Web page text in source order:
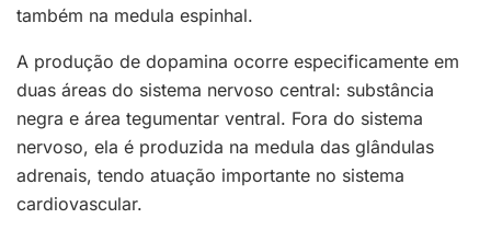
também na medula espinhal.
A produção de dopamina ocorre especificamente em
duas áreas do sistema nervoso central: substância
negra e área tegumentar ventral. Fora do sistema
nervoso, ela é produzida na medula das glândulas
adrenais, tendo atuação importante no sistema
cardiovascular.